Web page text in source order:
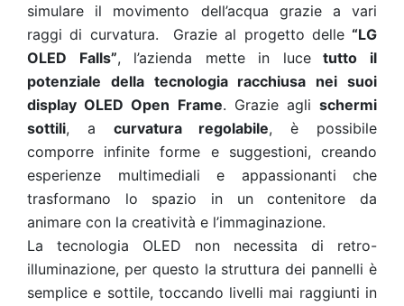
simulare il movimento dell’acqua grazie a vari
raggi di curvatura. Grazie al progetto delle “LG
OLED Falls”, l’azienda mette in lucetutto il
potenziale della tecnologia racchiusa nei suoi
display OLED Open Frame. Grazie agli schermi
sottili, a curvatura regolabile, è possibile
comporre infinite forme e suggestioni, creando
esperienze multimediali e appassionanti che
trasformano lo spazio in un contenitore da
animare con la creatività e l’immaginazione.
La tecnologia OLED non necessita di retro-
illuminazione, per questo la struttura dei pannelli è
semplice e sottile, toccando livelli mai raggiunti in